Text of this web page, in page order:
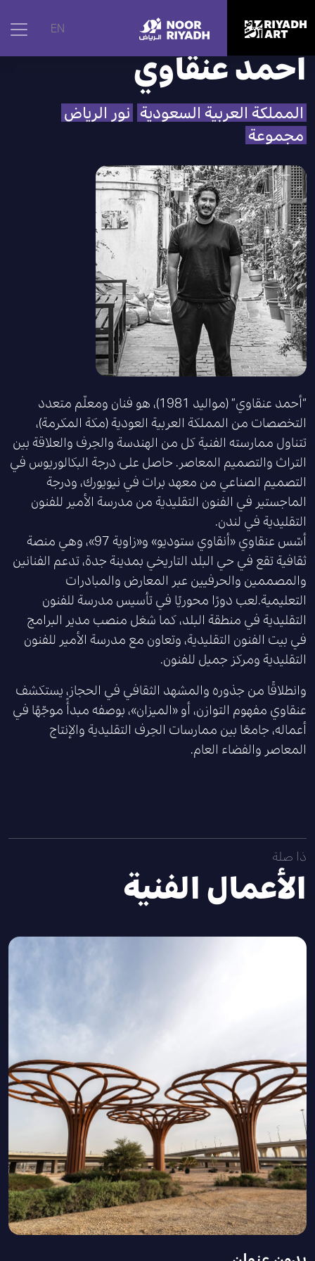
EN الرئيسية | الفنانون أحمد عنقاوي
أحمد عنقاوي
المملكة العربية السعودية نور الرياض
مجموعة
“أحمد عنقاوي” (مواليد 1981)، هو فنان ومعلّم متعدد
التخصصات من المملكة العربية العودية (مكة المكرمة)،
تتناول ممارسته الفنية كل من الهندسة والحِرف والعلاقة بين
التراث والتصميم المعاصر. حاصل على درجة البكالوريوس في
التصميم الصناعي من معهد برات في نيويورك، ودرجة
الماجستير في الفنون التقليدية من مدرسة الأمير للفنون
التقليدية في لندن.
أسّس عنقاوي «أنقاوي ستوديو» و«زاوية 97»، وهي منصة
ثقافية تقع في حي البلد التاريخي بمدينة جدة، تدعم الفنانين
والمصممين والحرفيين عبر المعارض والمبادرات
التعليمية.لعب دورًا محوريًا في تأسيس مدرسة للفنون
التقليدية في منطقة البلد، كما شغل منصب مدير البرامج
في بيت الفنون التقليدية، وتعاون مع مدرسة الأمير للفنون
التقليدية ومركز جميل للفنون.
وانطلاقًا من جذوره والمشهد الثقافي في الحجاز، يستكشف
عنقاوي مفهوم التوازن، أو «الميزان»، بوصفه مبدأً موجّهًا في
أعماله، جامعًا بين ممارسات الحِرف التقليدية والإنتاج
المعاصر والفضاء العام.
ذا صلة
الأعمال الفنية